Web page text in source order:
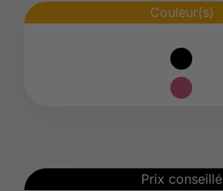
Couleur(s)
Prix conseillé